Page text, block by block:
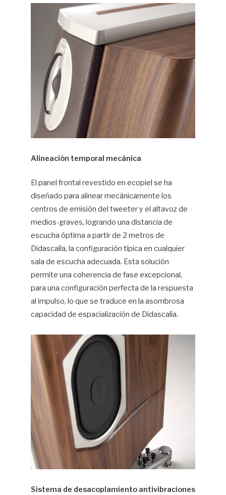
Alineación temporal mecánica
El panel frontal revestido en ecopiel se ha
diseñado para alinear mecánicamente los
centros de emisión del tweeter y el altavoz de
medios-graves, logrando una distancia de
escucha óptima a partir de 2 metros de
Didascalìa, la configuración típica en cualquier
sala de escucha adecuada. Esta solución
permite una coherencia de fase excepcional,
para una configuración perfecta de la respuesta
al impulso, lo que se traduce en la asombrosa
capacidad de espacialización de Didascalìa.
Sistema de desacoplamiento antivibraciones